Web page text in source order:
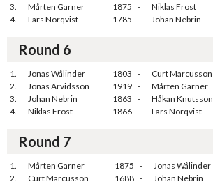
3.
Mårten Garner 1875 - Niklas Frost
4.
Lars Norqvist 1785 - Johan Nebrin
Round 6
1. Jonas Wålinder 1803 - Curt Marcusson
2.
Jonas Arvidsson 1919 - Mårten Garner
3.
Johan Nebrin 1863 - Håkan Knutsson
4.
Niklas Frost 1866 - Lars Norqvist
Round 7
1. Mårten Garner 1875 - Jonas Wålinder
2.
Curt Marcusson 1688 - Johan Nebrin